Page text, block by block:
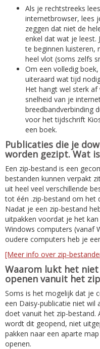
Als je rechtstreeks
internetbrowser, lees
zeggen dat niet de
enkel dat wat je leest.
te beginnen luisteren,
heel vlot (soms zelfs
Om een volledig
uiteraard wat tijd
Het hangt wel sterk
snelheid van je
breedbandverbinding
voor het tijdschrift
een boek.
Publicaties die je
worden gezipt. Wat
Een zip-bestand is een
bestanden kunnen verpakt
uit heel veel verschillende
tot één .zip-bestand om het
Nadat je een zip-bestand
uitpakken voordat je het
Windows computers (vanaf
oudere computers heb je
[Meer info over zip-
Waarom lukt het
openen vanuit het
Soms is het mogelijk dat je
een Daisy-publicatie niet wil
doet vanuit het zip-bestand.
wordt dit geopend, niet
pakken naar een aparte
openen.